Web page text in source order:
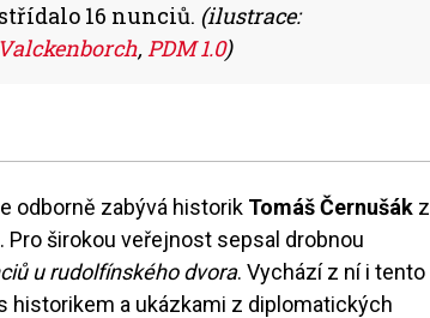
16 nunciů. (ilustrace:
,PDM 1.0)
odborně zabývá historik Tomáš Černušák z
širokou veřejnost sepsal drobnou
u rudolfínského dvora. Vychází z ní i tento
historikem a ukázkami z diplomatických